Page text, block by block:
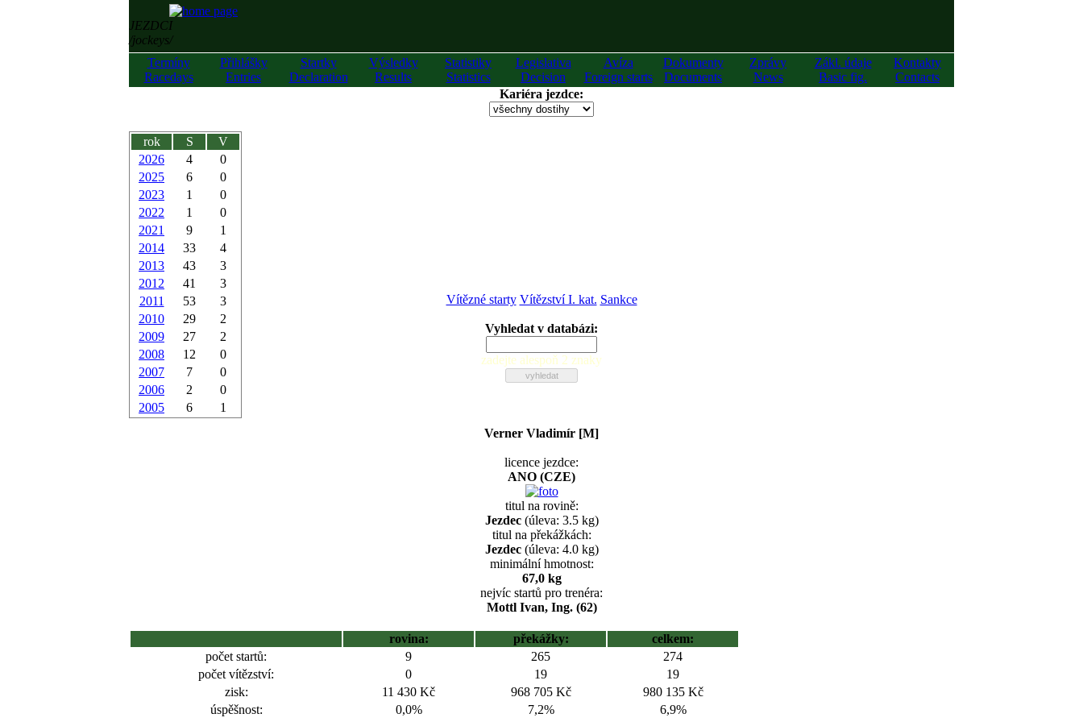
JEZDCI
/jockeys/
Termíny
Racedays
Přihlášky
Entries
Startky
Declaration
Výsledky
Results
Statistiky
Statistics
Legislativa
Decision
Avíza
Foreign starts
Dokumenty
Documents
Zprávy
News
Zákl. údaje
Basic fig.
Kontakty
Contacts
Kariéra jezdce:
rok S
V
2026
4
0
2025
6
0
2023
1
0
2022
1
0
2021
9
1
2014
33
4
2013
43
3
2012
41
3
2011
53
3
2010
29
2
2009
27
2
2008
12
0
2007
7
0
2006
2
0
2005
6 1
Vítězné starty Vítězství I. kat. Sankce
Vyhledat v databázi:
zadejte alespoň 2 znaky
Verner Vladimír [M]
licence jezdce:
ANO (CZE)
titul na rovině:
Jezdec(úleva: 3.5 kg)
titul na překážkách:
Jezdec(úleva: 4.0 kg)
minimální hmotnost:
67,0 kg
nejvíc startů pro trenéra:
Mottl Ivan, Ing. (62)
rovina: překážky:
celkem:
počet startů:
9 265
274
počet vítězství:
0 19
19
zisk:
11 430 Kč 968 705 Kč
980 135 Kč
úspěšnost:
0,0% 7,2%
6,9%